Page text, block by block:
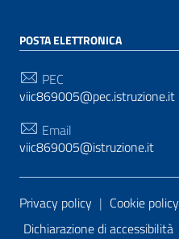
POSTA ELETTRONICA
PEC
viic869005@pec.istruzione.it
Email
viic869005@istruzione.it
Sezione Link Utili
Privacy policy | Cookie policy
Dichiarazione di accessibilità